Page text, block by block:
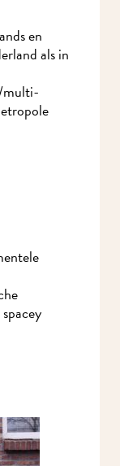
en
als in
multi-